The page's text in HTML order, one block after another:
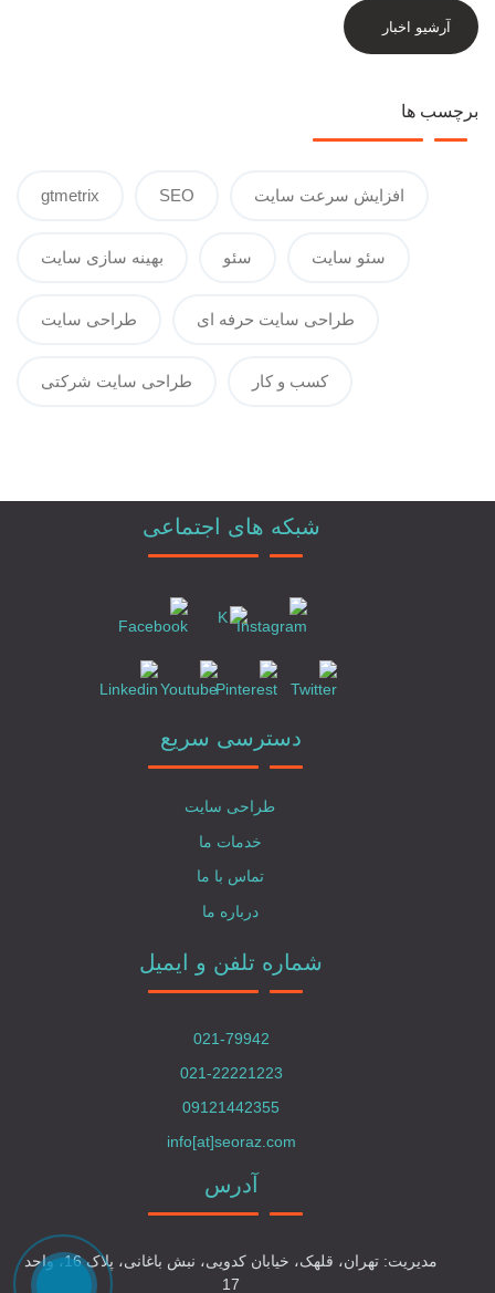
آرشیو اخبار
برچسب ها
gtmetrix SEO افزایش سرعت سایت
بهینه سازی سایت سئو سئو سایت
طراحی سایت طراحی سایت حرفه ای
طراحی سایت شرکتی کسب و کار
شبکه های اجتماعی
دسترسی سریع
طراحی سایت
خدمات ما
تماس با ما
درباره ما
شماره تلفن و ایمیل
021-79942
021-22221223
09121442355
info[at]seoraz.com
آدرس
مدیریت: تهران، قلهک، خیابان کدویی، نبش باغانی، پلاک 16، واحد
17